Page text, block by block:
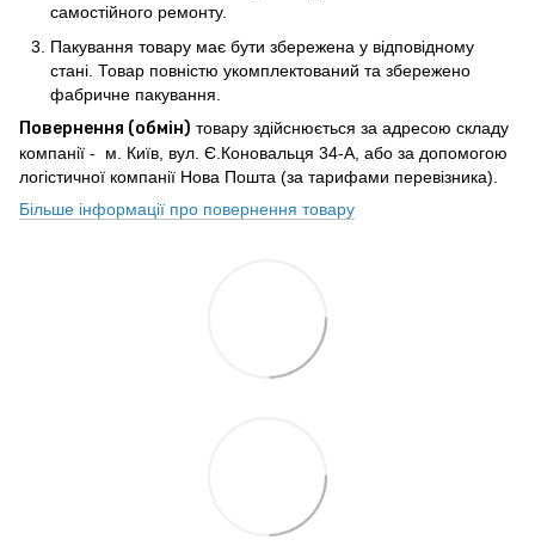
самостійного ремонту.
Пакування товару має бути збережена у відповідному
стані. Товар повністю укомплектований та збережено
фабричне пакування.
Повернення (обмін) товару здійснюється за адресою складу
компанії - м. Київ, вул. Є.Коновальця 34-А, або за допомогою
логістичної компанії Нова Пошта (за тарифами перевізника).
Більше інформації про повернення товару